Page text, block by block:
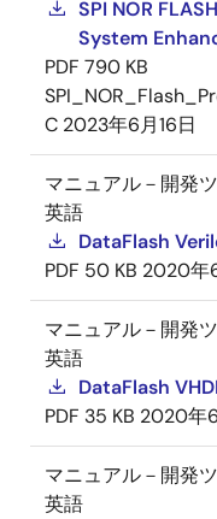
SPI NOR
System
PDF 790 KB
C 2023年6月16日
マニュアル－開発
英語
DataFlash
PDF 50 KB 2020年
マニュアル－開発
英語
DataFlash
PDF 35 KB 2020年
マニュアル－開発
英語